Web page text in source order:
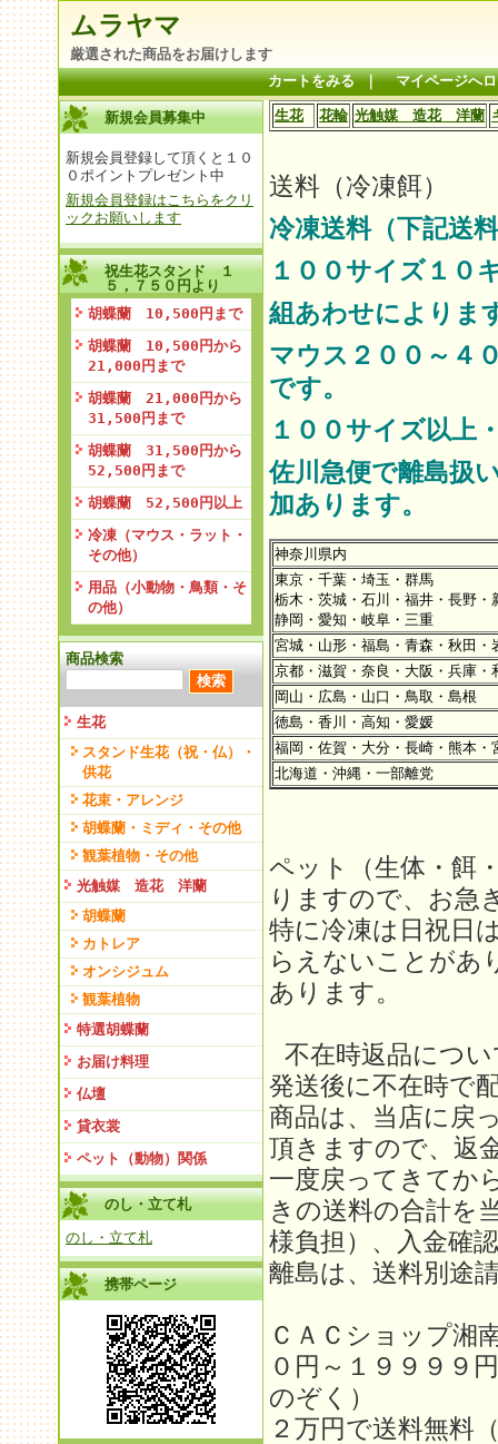
ムラヤマ
厳選された商品をお届けします
カートをみる｜ マイページへ
新規会員募集中
新規会員登録して頂くと１０
０ポイントプレゼント中
新規会員登録はこちらをクリ
ックお願いします
祝生花スタンド １
５，７５０円より
胡蝶蘭 10,500円まで
胡蝶蘭 10,500円から
21,000円まで
胡蝶蘭 21,000円から
31,500円まで
胡蝶蘭 31,500円から
52,500円まで
胡蝶蘭 52,500円以上
冷凍（マウス・ラット・
その他）
用品（小動物・鳥類・そ
の他）
商品検索
生花
スタンド生花（祝・仏）・
供花
花束・アレンジ
胡蝶蘭・ミディ・その他
観葉植物・その他
光触媒 造花 洋蘭
胡蝶蘭
カトレア
オンシジュム
観葉植物
特選胡蝶蘭
お届け料理
仏壇
貸衣裳
ペット（動物）関係
のし・立て札
のし・立て札
携帯ページ
生花 花輪 光触媒 造花 洋蘭
送料（冷凍餌）
冷凍送料（下記送
１００サイズ１０
組あわせによりま
マウス２００～４
です。
１００サイズ以上
佐川急便で離島扱
加あります。
神奈川県内
東京・千葉・埼玉・群馬
栃木・茨城・石川・福井・長野・
静岡・愛知・岐阜・三重
宮城・山形・福島・青森・秋田・
京都・滋賀・奈良・大阪・兵庫・
岡山・広島・山口・鳥取・島根
徳島・香川・高知・愛媛
福岡・佐賀・大分・長崎・熊本・
北海道・沖縄・一部離党
ペット（生体・餌
りますので、お急
特に冷凍は日祝日
らえないことがあ
あります。
不在時返品につ
発送後に不在時で
商品は、当店に戻
頂きますので、返
一度戻ってきてか
きの送料の合計を
様負担）、入金確
離島は、送料別途
ＣＡＣショップ湘
０円～１９９９９
のぞく）
２万円で送料無料